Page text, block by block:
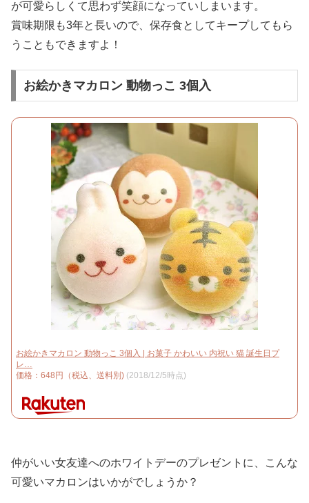
が可愛らしくて思わず笑顔になっていしまいます。
賞味期限も3年と長いので、保存食としてキープしてもら
うこともできますよ！
お絵かきマカロン 動物っこ 3個入
お絵かきマカロン 動物っこ 3個入 | お菓子 かわいい 内祝い 猫 誕生日プ
レ…
価格：648円（税込、送料別) (2018/12/5時点)
仲がいい女友達へのホワイトデーのプレゼントに、こんな
可愛いマカロンはいかがでしょうか？